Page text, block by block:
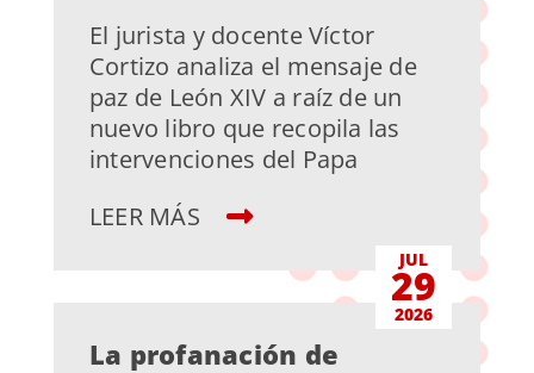
El jurista y docente Víctor
Cortizo analiza el mensaje de
paz de León XIV a raíz de un
nuevo libro que recopila las
intervenciones del Papa
LEER MÁS
JUL
29
2026
La profanación de